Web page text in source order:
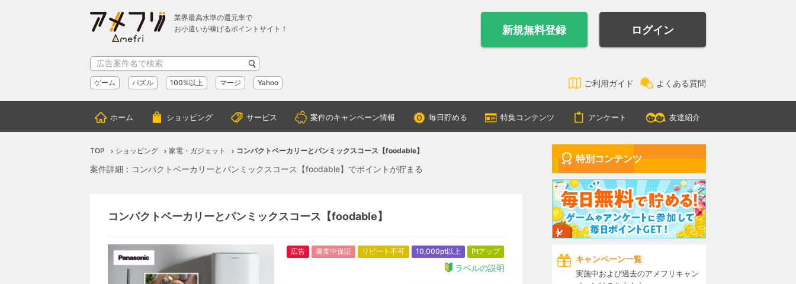
業界最高水準の還元率で
お小遣いが稼げるポイントサイト！
新規無料登録 ログイン
ゲーム パズル 100%以上 マージ Yahoo ご利用ガイド よくある質問
ホーム ショッピング サービス 案件のキャンペーン情報 毎日貯める 特集コンテンツ アンケート 友達紹介
TOP ショッピング 家電・ガジェット コンパクトベーカリーとパンミックスコース【foodable】
案件詳細：コンパクトベーカリーとパンミックスコース【foodable】でポイントが貯まる
コンパクトベーカリーとパンミックスコース【foodable】
広告 審査中保証 リピート不可 10,000pt以上 Ptアップ
ラベルの説明
特別コンテンツ
キャンペーン一覧
実施中および過去のアメフリキャン